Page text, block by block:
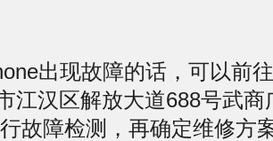
出现故障的话，可以前
江汉区解放大道688号武商
故障检测，再确定维修方